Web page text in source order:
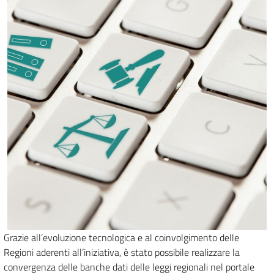
Grazie all’evoluzione tecnologica e al coinvolgimento delle
Regioni aderenti all’iniziativa, è stato possibile realizzare la
convergenza delle banche dati delle leggi regionali nel portale